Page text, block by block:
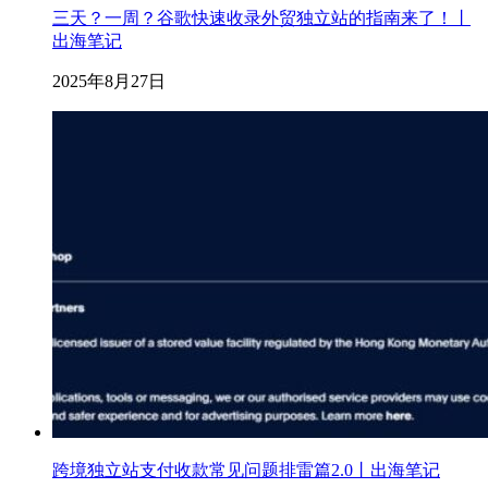
三天？一周？谷歌快速收录外贸独立站的指南来了！丨
出海笔记
2025年8月27日
跨境独立站支付收款常见问题排雷篇2.0丨出海笔记